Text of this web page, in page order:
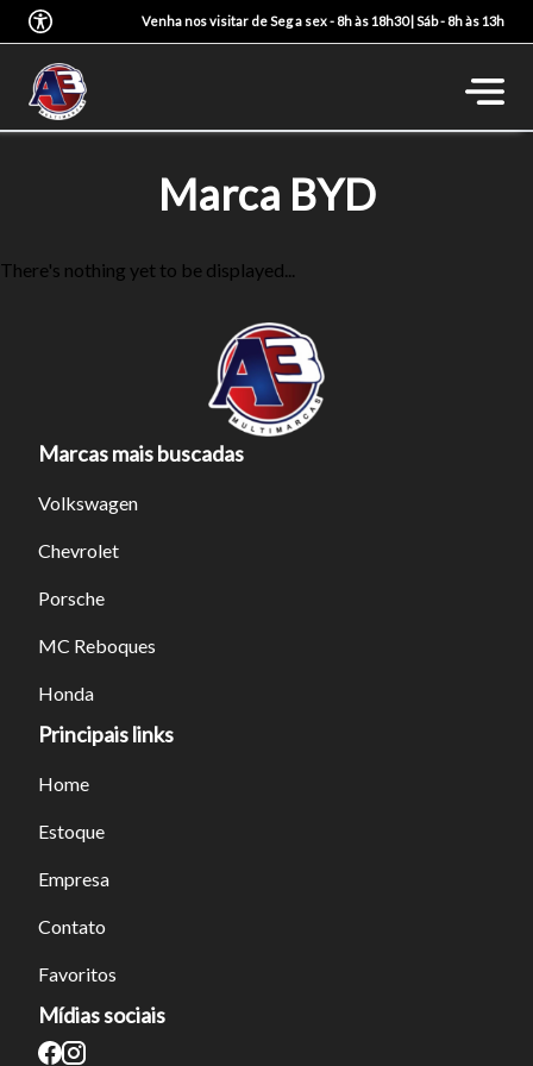
Tamanho do texto
Para aumentar ou diminuir a fonte em nosso site, utilize os
teclado.
Venha nos visitar de Seg a sex - 8h às 18h30 | Sáb - 8h às 13h
Marca BYD
There's nothing yet to be displayed...
Marcas mais buscadas
Volkswagen
Chevrolet
Porsche
MC Reboques
Honda
Principais links
Home
Estoque
Empresa
Contato
Favoritos
Mídias sociais